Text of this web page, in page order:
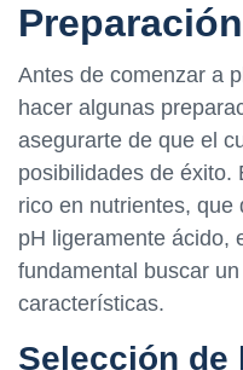
Antes de comenzar a
hacer algunas
asegurarte de que el
posibilidades de éxito.
rico en nutrientes, que
pH ligeramente ácido,
fundamental buscar
características.
Selección de